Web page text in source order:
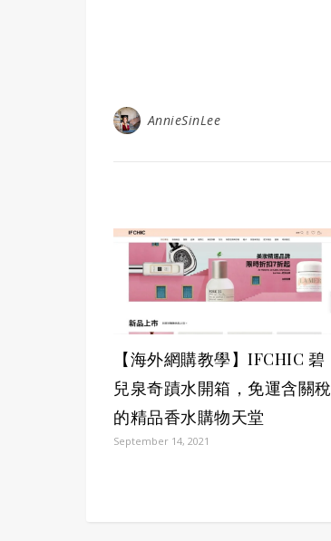
AnnieSinLee
【海外網購教學】IFCHIC 碧
兒泉奇蹟水開箱，免運含關稅
的精品香水購物天堂
September 14, 2021